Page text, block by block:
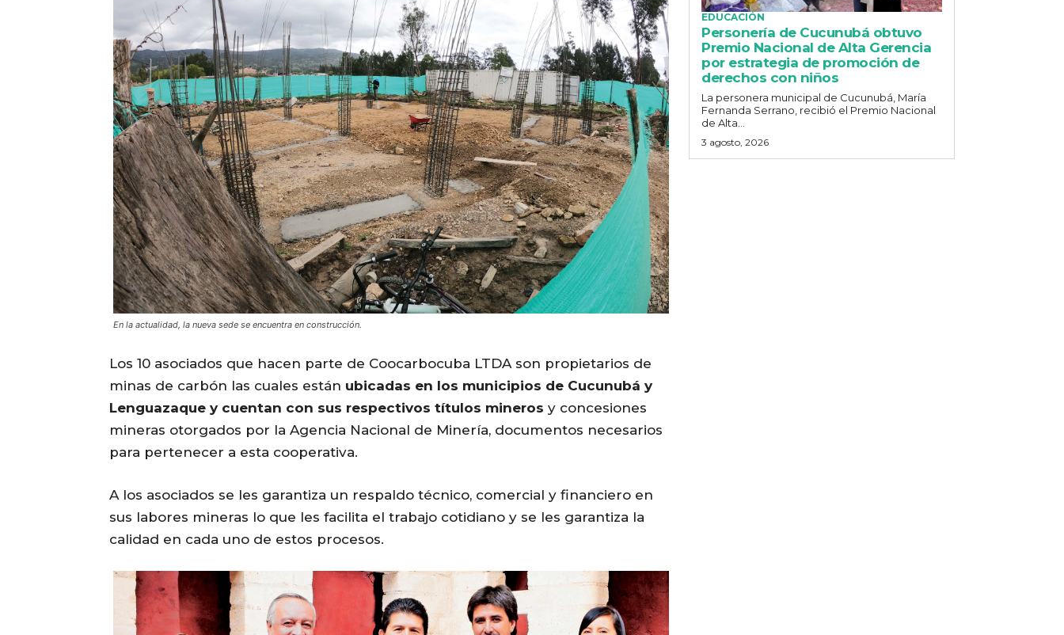
En la actualidad, la nueva sede se encuentra en construcción.
Los 10 asociados que hacen parte de Coocarbocuba LTDA son propietarios de
minas de carbón las cuales están ubicadas en los municipios de Cucunubá y
Lenguazaque y cuentan con sus respectivos títulos mineros y concesiones
mineras otorgados por la Agencia Nacional de Minería, documentos necesarios
para pertenecer a esta cooperativa.
A los asociados se les garantiza un respaldo técnico, comercial y financiero en
sus labores mineras lo que les facilita el trabajo cotidiano y se les garantiza la
calidad en cada uno de estos procesos.
EDUCACIÓN
Personería de Cucunubá obtuvo
Premio Nacional de Alta Gerencia
por estrategia de promoción de
derechos con niños
La personera municipal de Cucunubá, María
Fernanda Serrano, recibió el Premio Nacional
de Alta...
3 agosto, 2026